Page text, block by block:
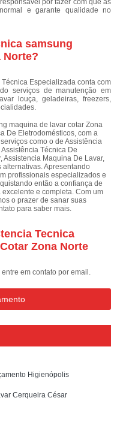
por fazer com que as
e garante qualidade no
samsung
Norte?
Especializada conta com
serviços de manutenção em
louça, geladeiras, freezers,
maquina de lavar cotar Zona
De Eletrodomésticos, com a
como o de Assistência
Técnica De
Assistencia Maquina De Lavar,
Apresentando
profissionais especializados e
então a confiança de
e completa. Com um
o prazer de sanar suas
para saber mais.
Tecnica
Zona Norte
entre em contato por email.
Higienópolis
Cerqueira César